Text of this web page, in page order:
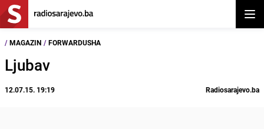
/ MAGAZIN / FORWARDUSHA
Ljubav
12.07.15. 19:19 Radiosarajevo.ba